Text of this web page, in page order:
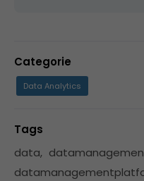
Categorie
Data Analytics
Tags
data,